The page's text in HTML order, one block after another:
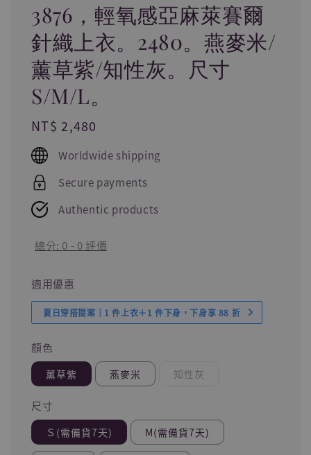
3876，輕氧感亞麻萊賽爾
針織上衣。2480。燕麥米/
薰草紫/知性灰。尺寸
S/M/L。
Regular
price
NT$ 2,480
Worldwide shipping
Secure payments
Authentic products
總分: 0 - 0 評價
適用優惠
夏日穿搭提案｜1 件上衣＋1 件下身，下身享 88 折
顏色
薰草紫 燕麥米 知性灰
尺寸
Ｓ(需備貨7天) M(需備貨7天)